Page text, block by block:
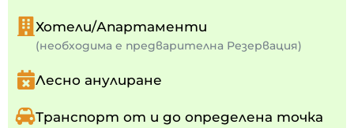
Хотели/Апартаменти
(необходима е предварителна Резервация)
Лесно анулиране
Транспорт от и до определена точка